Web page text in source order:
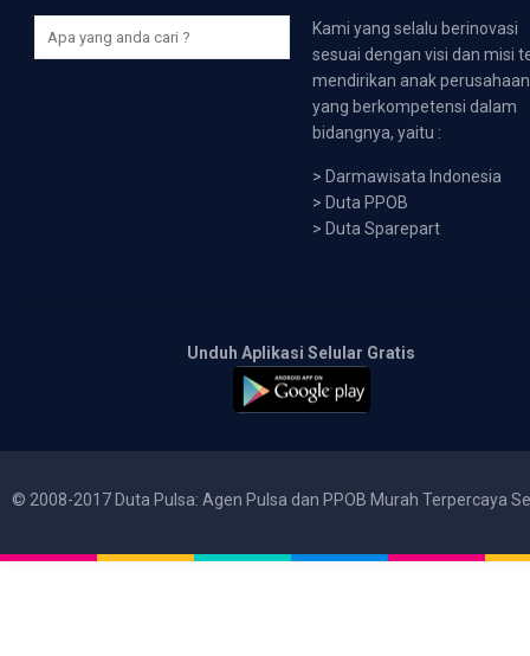
Kami yang selalu berinovasi
sesuai dengan visi dan misi
mendirikan anak perusahaan
yang berkompetensi dalam
bidangnya, yaitu :
> Darmawisata Indonesia
> Duta PPOB
> Duta Sparepart
Unduh Aplikasi Selular Gratis
© 2008-2017 Duta Pulsa: Agen Pulsa dan PPOB Murah Terpercaya